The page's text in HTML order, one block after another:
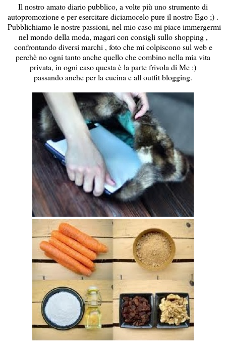
Il nostro amato diario pubblico, a volte più uno strumento di
autopromozione e per esercitare diciamocelo pure il nostro Ego ;) .
Pubblichiamo le nostre passioni, nel mio caso mi piace immergermi
nel mondo della moda, magari con consigli sullo shopping ,
confrontando diversi marchi , foto che mi colpiscono sul web e
perchè no ogni tanto anche quello che combino nella mia vita
privata, in ogni caso questa è la parte frivola di Me :)
passando anche per la cucina e all outfit blogging.